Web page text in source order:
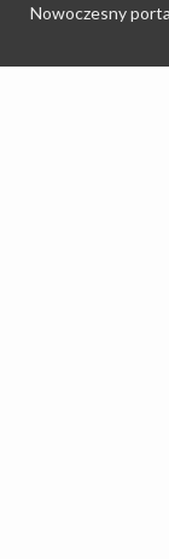
Nowoczesny